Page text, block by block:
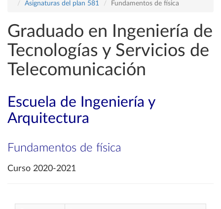
Asignaturas del plan 581
Fundamentos de física
Graduado en Ingeniería de
Tecnologías y Servicios de
Telecomunicación
Escuela de Ingeniería y
Arquitectura
Fundamentos de física
Curso 2020-2021